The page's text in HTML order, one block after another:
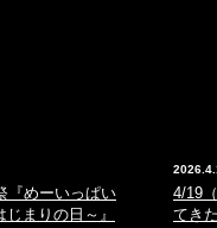
『めーいっぱい
まりの日～』
4/19
てき